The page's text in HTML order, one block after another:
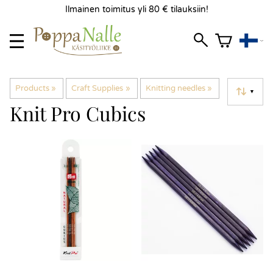
Ilmainen toimitus yli 80 € tilauksiin!
Products ‪» Craft Supplies ‪» Knitting needles ‪» ▼
Knit Pro Cubics